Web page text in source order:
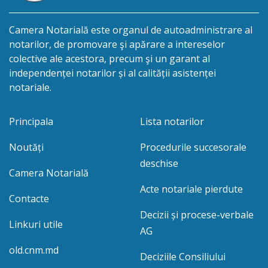
Camera Notarială este organul de autoadministrare al
notarilor, de promovare şi apărare a intereselor
colective ale acestora, precum şi un garant al
independenței notarilor și al calității asistenței
notariale.
Principala
Noutăți
Camera Notarială
Contacte
Linkuri utile
old.cnm.md
Lista notarilor
Procedurile succesorale
deschise
Acte notariale pierdute
Decizii și procese-verbale
AG
Deciziile Consiliului